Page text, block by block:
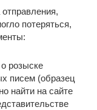
потеряться,
розыске
писем (образец
найти на сайте